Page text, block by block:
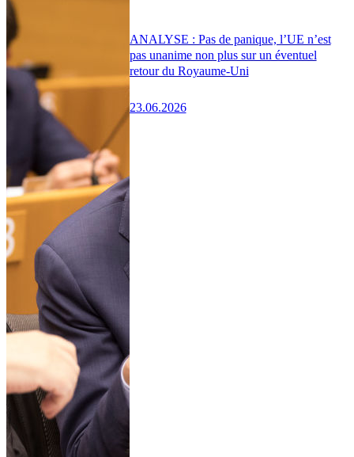
ANALYSE : Pas de panique, l’UE n’est
pas unanime non plus sur un éventuel
retour du Royaume-Uni
23.06.2026